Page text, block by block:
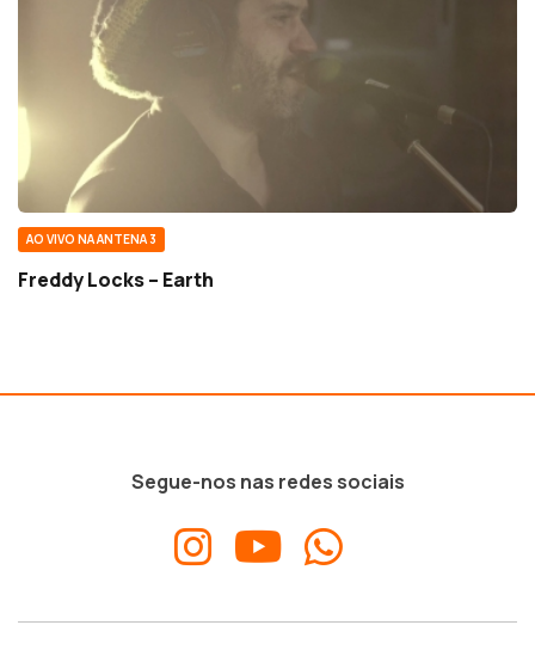
AO VIVO NA ANTENA 3
Freddy Locks – Earth
Segue-nos nas redes sociais